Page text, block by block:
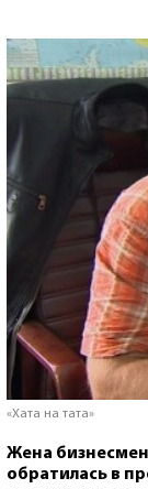
«Хата на тата»
Жена
обратилась в